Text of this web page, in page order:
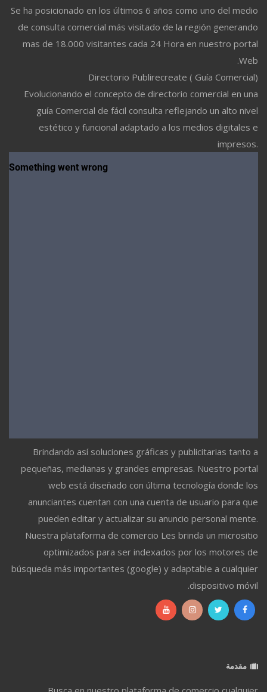
Se ha posicionado en los últimos 6 años como uno del medio
de consulta comercial más visitado de la región generando
mas de 18.000 visitantes cada 24 Hora en nuestro portal
Web.
Directorio Publirecreate ( Guía Comercial)
Evolucionando el concepto de directorio comercial en una
guía Comercial de fácil consulta reflejando un alto nivel
estético y funcional adaptado a los medios digitales e
impresos.
Brindando así soluciones gráficas y publicitarias tanto a
pequeñas, medianas y grandes empresas. Nuestro portal
web está diseñado con última tecnología donde los
anunciantes cuentan con una cuenta de usuario para que
pueden editar y actualizar su anuncio personal mente.
Nuestra plataforma de comercio Les brinda un micrositio
optimizados para ser indexados por los motores de
búsqueda más importantes (google) y adaptable a cualquier
dispositivo móvil.
مقدمة